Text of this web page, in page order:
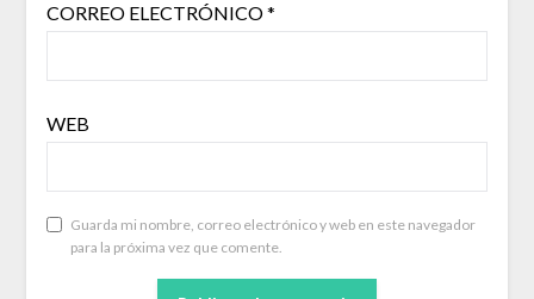
CORREO ELECTRÓNICO*
WEB
Guarda mi nombre, correo electrónico y web en este navegador
para la próxima vez que comente.